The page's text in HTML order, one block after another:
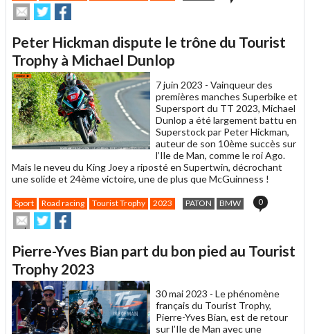
Envoyer
cet
à
un
ami
Partager
sur
sur
Peter Hickman dispute le trône du Tourist
Trophy à Michael Dunlop
7 juin 2023 - Vainqueur des
premières manches Superbike et
Supersport du TT 2023, Michael
Dunlop a été largement battu en
Superstock par Peter Hickman,
auteur de son 10ème succès sur
l’Ile de Man, comme le roi Ago.
Mais le neveu du King Joey a riposté en Supertwin, décrochant
une solide et 24ème victoire, une de plus que McGuinness !
Sport Road racing Tourist Trophy 2023 PATON BMW 0
Envoyer
cet
à
un
ami
Partager
sur
sur
Pierre-Yves Bian part du bon pied au Tourist
Trophy 2023
30 mai 2023 - Le phénomène
français du Tourist Trophy,
Pierre-Yves Bian, est de retour
sur l’Ile de Man avec une